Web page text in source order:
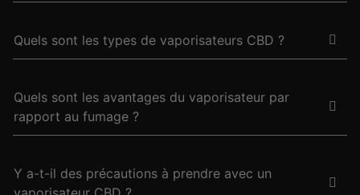
Quels sont les types de vaporisateurs CBD ?
Quels sont les avantages du vaporisateur par
rapport au fumage ?
Y a-t-il des précautions à prendre avec un